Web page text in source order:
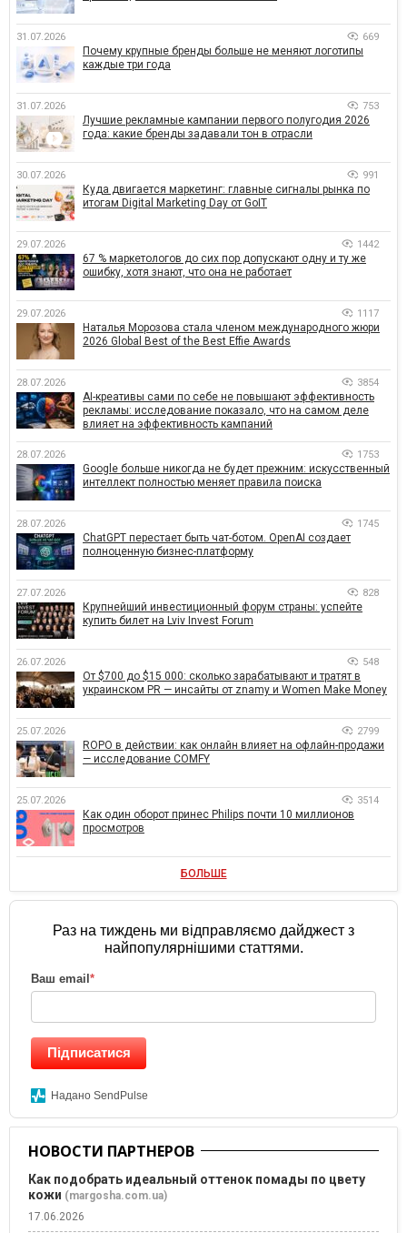
31.07.2026 669
Почему крупные бренды больше не меняют логотипы
каждые три года
31.07.2026 753
Лучшие рекламные кампании первого полугодия 2026
года: какие бренды задавали тон в отрасли
30.07.2026 991
Куда двигается маркетинг: главные сигналы рынка по
итогам Digital Marketing Day от GoIT
29.07.2026 1442
67 % маркетологов до сих пор допускают одну и ту же
ошибку, хотя знают, что она не работает
29.07.2026 1117
Наталья Морозова стала членом международного жюри
2026 Global Best of the Best Effie Awards
28.07.2026 3854
AI-креативы сами по себе не повышают эффективность
рекламы: исследование показало, что на самом деле
влияет на эффективность кампаний
28.07.2026 1753
Google больше никогда не будет прежним: искусственный
интеллект полностью меняет правила поиска
28.07.2026 1745
ChatGPT перестает быть чат-ботом. OpenAI создает
полноценную бизнес-платформу
27.07.2026 828
Крупнейший инвестиционный форум страны: успейте
купить билет на Lviv Invest Forum
26.07.2026 548
От $700 до $15 000: сколько зарабатывают и тратят в
украинском PR — инсайты от znamy и Women Make Money
25.07.2026 2799
ROPO в действии: как онлайн влияет на офлайн-продажи
— исследование COMFY
25.07.2026 3514
Как один оборот принес Philips почти 10 миллионов
просмотров
БОЛЬШЕ
Раз на тиждень ми відправляємо дайджест з
найпопулярнішими статтями.
Ваш email *
Підписатися
Надано SendPulse
НОВОСТИ ПАРТНЕРОВ
Как подобрать идеальный оттенок помады по цвету
кожи (margosha.com.ua)
17.06.2026